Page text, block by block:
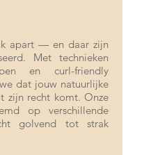
apart — en daar zijn
Met technieken
en curl-friendly
dat jouw natuurlijke
zijn recht komt. Onze
op verschillende
golvend tot strak